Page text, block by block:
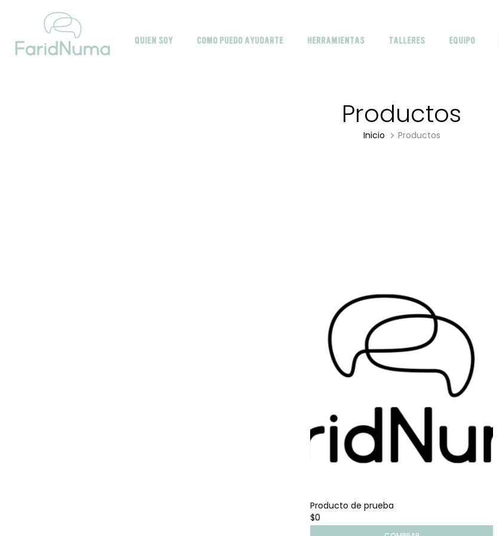
contenido
QUIEN SOY COMO PUEDO AYUDARTE HERRAMIENTAS TALLERES EQUIPO
Productos
Inicio Productos
Producto de prueba
$0